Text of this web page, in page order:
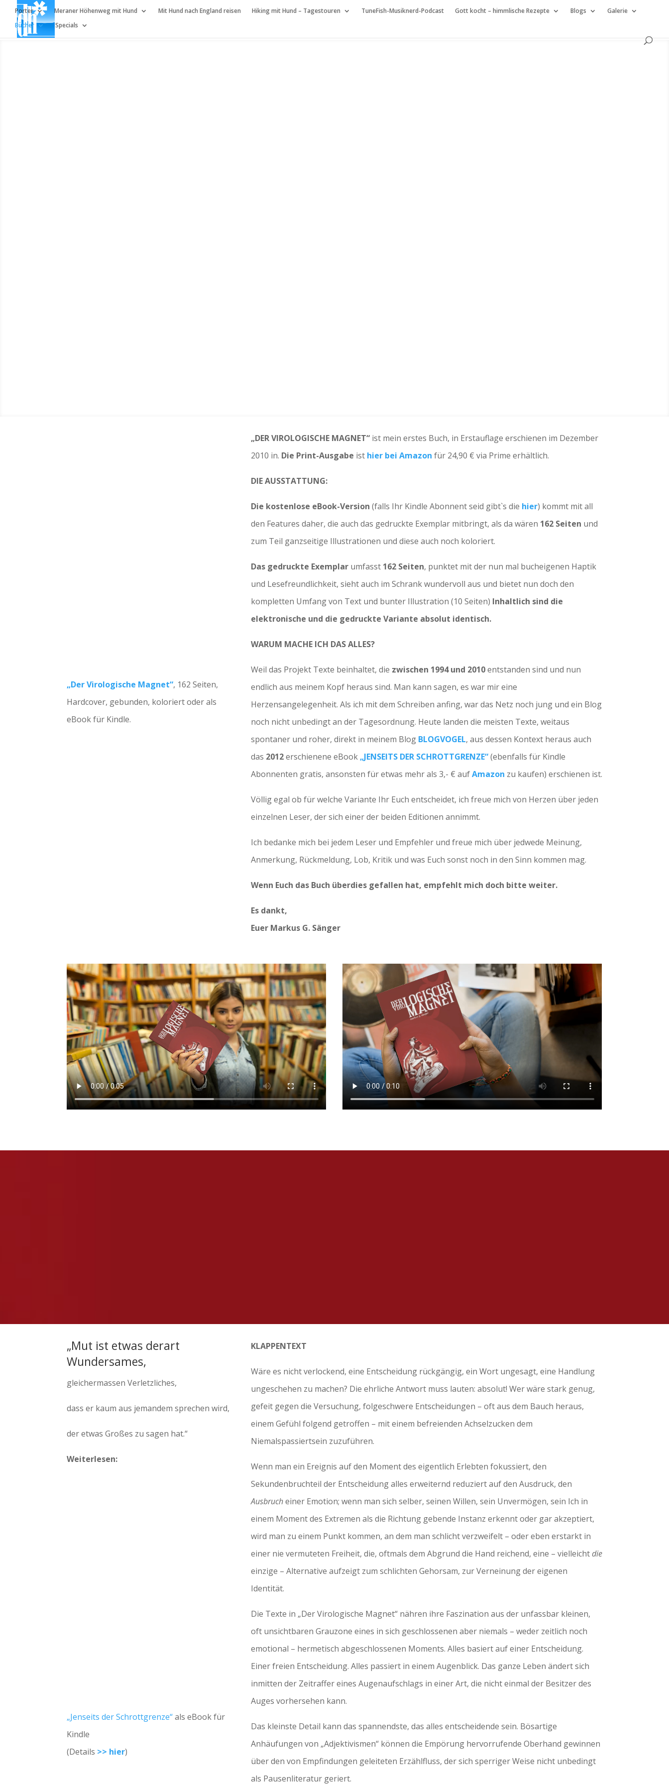
Porter Meraner Höhenweg mit Hund Mit Hund nach England reisen Hiking mit Hund – Tagestouren TuneFish-Musiknerd-Podcast Gott kocht – himmlische Rezepte Blogs
Galerie
Bücher
Specials
„Der Virologische Magnet“, 162 Seiten,
Hardcover, gebunden, koloriert oder als
eBook für Kindle.
„DER VIROLOGISCHE MAGNET“ist mein erstes Buch, in Erstauflage erschienen im Dezember
2010 in. Die Print-Ausgabe ist hier bei Amazon für 24,90 € via Prime erhältlich.
DIE AUSSTATTUNG:
Die kostenlose eBook-Version (falls Ihr Kindle Abonnent seid gibt`s die hier) kommt mit all
den Features daher, die auch das gedruckte Exemplar mitbringt, als da wären 162 Seiten und
zum Teil ganzseitige Illustrationen und diese auch noch koloriert.
Das gedruckte Exemplarumfasst 162 Seiten, punktet mit der nun mal bucheigenen Haptik
und Lesefreundlichkeit, sieht auch im Schrank wundervoll aus und bietet nun doch den
kompletten Umfang von Text und bunter Illustration (10 Seiten) Inhaltlich sind die
elektronische und die gedruckte Variante absolut identisch.
WARUM MACHE ICH DAS ALLES?
Weil das Projekt Texte beinhaltet, die zwischen 1994 und 2010entstanden sind und nun
endlich aus meinem Kopf heraus sind. Man kann sagen, es war mir eine
Herzensangelegenheit. Als ich mit dem Schreiben anfing, war das Netz noch jung und ein Blog
noch nicht unbedingt an der Tagesordnung. Heute landen die meisten Texte, weitaus
spontaner und roher, direkt in meinem Blog BLOGVOGEL, aus dessen Kontext heraus auch
das 2012erschienene eBook„JENSEITS DER SCHROTTGRENZE“(ebenfalls für Kindle
Abonnenten gratis, ansonsten für etwas mehr als 3,- € aufAmazon zu kaufen) erschienen ist.
Völlig egal ob für welche Variante Ihr Euch entscheidet, ich freue mich von Herzen über jeden
einzelnen Leser, der sich einer der beiden Editionen annimmt.
Ich bedanke mich bei jedem Leser und Empfehler und freue mich über jedwede Meinung,
Anmerkung, Rückmeldung, Lob, Kritik und was Euch sonst noch in den Sinn kommen mag.
Wenn Euch das Buch überdies gefallen hat, empfehlt mich doch bitte weiter.
Es dankt,
Euer Markus G. Sänger
„Mut ist etwas derart
Wundersames,
gleichermassen Verletzliches,
dass er kaum aus jemandem sprechen wird,
der etwas Großes zu sagen hat.“
Weiterlesen:
„Jenseits der Schrottgrenze“als eBook für
Kindle
(Details >> hier)
KLAPPENTEXT
Wäre es nicht verlockend, eine Entscheidung rückgängig, ein Wort ungesagt, eine Handlung
ungeschehen zu machen? Die ehrliche Antwort muss lauten: absolut! Wer wäre stark genug,
gefeit gegen die Versuchung, folgeschwere Entscheidungen – oft aus dem Bauch heraus,
einem Gefühl folgend getroffen – mit einem befreienden Achselzucken dem
Niemalspassiertsein zuzuführen.
Wenn man ein Ereignis auf den Moment des eigentlich Erlebten fokussiert, den
Sekundenbruchteil der Entscheidung alles erweiternd reduziert auf den Ausdruck, den
Ausbrucheiner Emotion; wenn man sich selber, seinen Willen, sein Unvermögen, sein Ich in
einem Moment des Extremen als die Richtung gebende Instanz erkennt oder gar akzeptiert,
wird man zu einem Punkt kommen, an dem man schlicht verzweifelt – oder eben erstarkt in
einer nie vermuteten Freiheit, die, oftmals dem Abgrund die Hand reichend, eine – vielleichtdie
einzige – Alternative aufzeigt zum schlichten Gehorsam, zur Verneinung der eigenen
Identität.
Die Texte in „Der Virologische Magnet“ nähren ihre Faszination aus der unfassbar kleinen,
oft unsichtbaren Grauzone eines in sich geschlossenen aber niemals – weder zeitlich noch
emotional – hermetisch abgeschlossenen Moments. Alles basiert auf einer Entscheidung.
Einer freien Entscheidung. Alles passiert in einem Augenblick. Das ganze Leben ändert sich
inmitten der Zeitraffer eines Augenaufschlags in einer Art, die nicht einmal der Besitzer des
Auges vorhersehen kann.
Das kleinste Detail kann das spannendste, das alles entscheidende sein. Bösartige
Anhäufungen von „Adjektivismen“ können die Empörung hervorrufende Oberhand gewinnen
über den von Empfindungen geleiteten Erzählfluss, der sich sperriger Weise nicht unbedingt
als Pausenliteratur geriert.